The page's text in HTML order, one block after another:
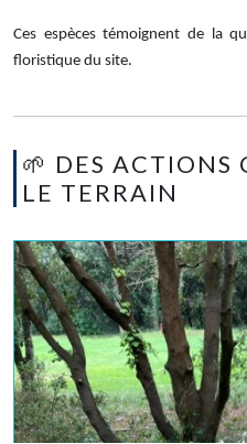
Ces espèces témoignent de la
floristique du site.
🌱 DES ACTIONS
LE TERRAIN